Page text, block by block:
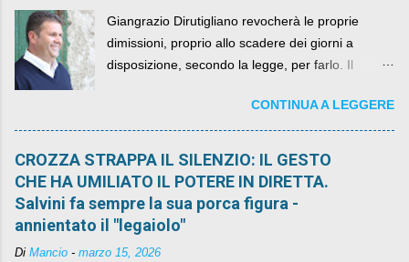
Giangrazio Dirutigliano revocherà le proprie
dimissioni, proprio allo scadere dei giorni a
disposizione, secondo la legge, per farlo. Il
quelli che si auspicavano il contrario.CONTINUA A LEGGERE
CROZZA STRAPPA IL SILENZIO: IL GESTO
CHE HA UMILIATO IL POTERE IN DIRETTA.
Salvini fa sempre la sua porca figura -
annientato il "legaiolo"
Di Mancio - marzo 15, 2026